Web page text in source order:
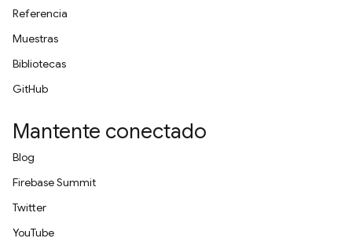
Referencia
Muestras
Bibliotecas
GitHub
Mantente conectado
Blog
Firebase Summit
Twitter
YouTube